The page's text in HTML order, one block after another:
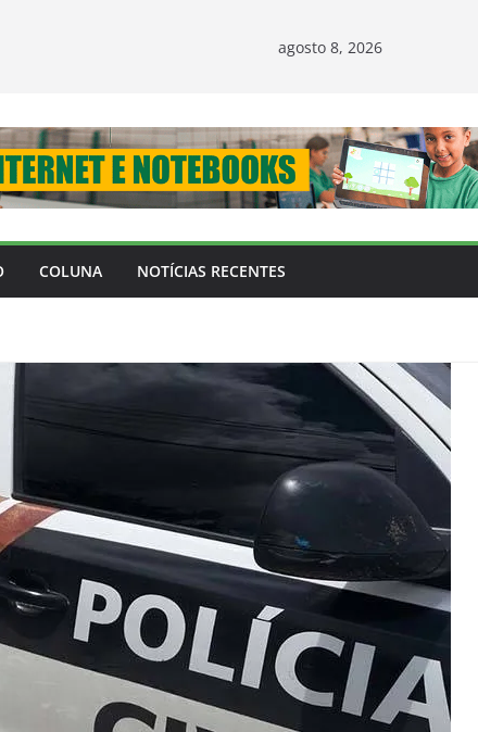
agosto 8, 2026
COLUNA NOTÍCIAS RECENTES